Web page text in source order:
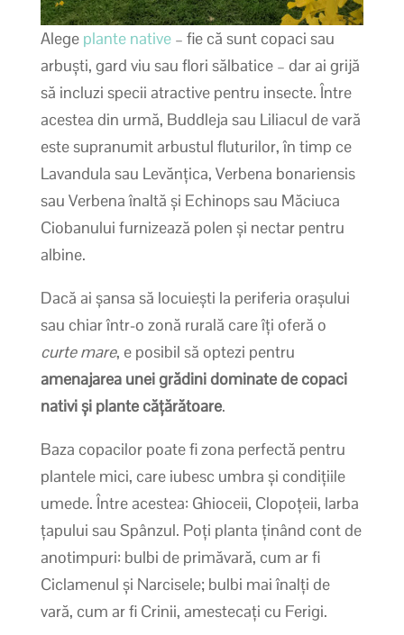
Alegeplante native– fie că sunt copaci sau
arbuști, gard viu sau flori sălbatice – dar ai grijă
să incluzi specii atractive pentru insecte. Între
acestea din urmă, Buddleja sau Liliacul de vară
este supranumit arbustul fluturilor, în timp ce
Lavandula sau Levănțica, Verbena bonariensis
sau Verbena înaltă și Echinops sau Măciuca
Ciobanului furnizează polen și nectar pentru
albine.
Dacă ai șansa să locuiești la periferia orașului
sau chiar într-o zonă rurală care îți oferă o
curte mare, e posibil să optezi pentru
amenajarea unei grădini dominate de copaci
nativi și plante cățărătoare.
Baza copacilor poate fi zona perfectă pentru
plantele mici, care iubesc umbra și condițiile
umede. Între acestea: Ghioceii, Clopoțeii, Iarba
țapului sau Spânzul. Poți planta ținând cont de
anotimpuri: bulbi de primăvară, cum ar fi
Ciclamenul și Narcisele; bulbi mai înalți de
vară, cum ar fi Crinii, amestecați cu Ferigi.